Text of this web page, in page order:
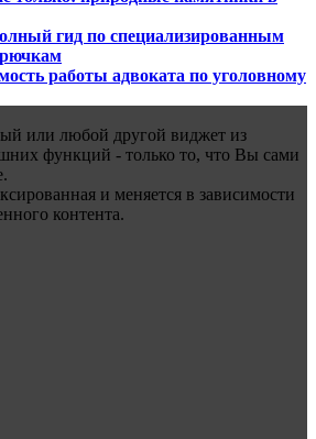
гид по специализированным
работы адвоката по уголовному
или любой другой виджет из
функций - только то, что Вы сами
и меняется в зависимости
контента.